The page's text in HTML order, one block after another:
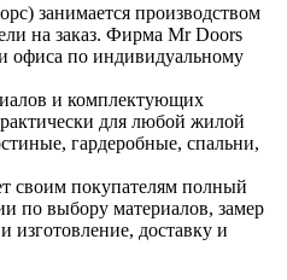
занимается производством
на заказ. Фирма Mr Doors
офиса по индивидуальному
и комплектующих
для любой жилой
гардеробные, спальни,
своим покупателям полный
по выбору материалов, замер
изготовление, доставку и